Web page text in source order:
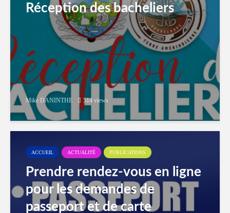
Réception des bacheliers
Mike DANINTHE 514 views
ACCUEIL ACTUALITÉ PUBLICATIONS
Prendre rendez-vous en ligne
pour les demandes de
passeport et de carte